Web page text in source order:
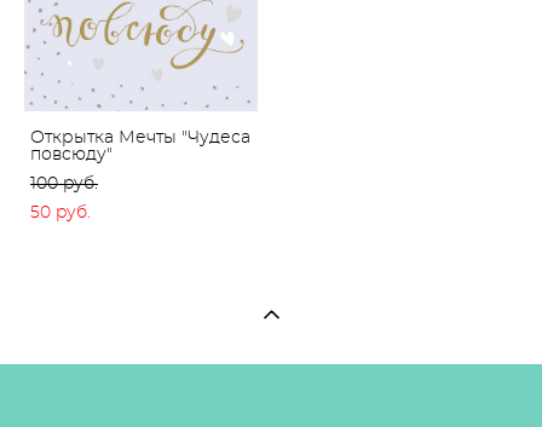
Открытка Мечты "Чудеса
повсюду"
100 pуб.
50 pуб.